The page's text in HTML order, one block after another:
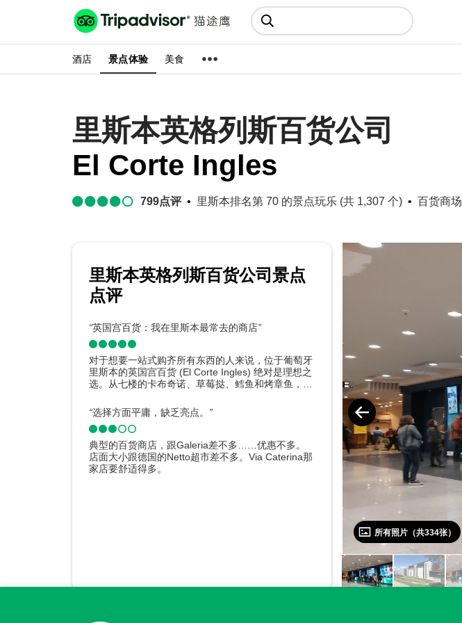
猫途鹰:景点、酒店、美食十亿条
点评
酒店 景点体验 美食
里斯本英格列斯百货公司
El Corte Ingles
799点评 里斯本排名第 70 的景点玩乐 (共 1,307 个) 百货商场
里斯本英格列斯百货公司景点
点评
“英国宫百货：我在里斯本最常去的商店”
对于想要一站式购齐所有东西的人来说，位于葡萄牙
里斯本的英国宫百货 (El Corte Ingles) 绝对是理想之
选。从七楼的卡布奇诺、草莓挞、鳕鱼和烤章鱼，到
念品，这家超级商店几乎能满足我的所有需求。由于
外面酷热难耐，在这里购物非常舒适。此外，各楼层
都设有众多洗手间，这也是一大亮点。这里还配备了
电梯，方便残障人士出入。五星好评！❤️
“选择方面平庸，缺乏亮点。 ”
典型的百货商店，跟Galeria差不多……优惠不多。
店面大小跟德国的Netto超市差不多。Via Caterina那
家店要舒适得多。
所有照片（共334张）